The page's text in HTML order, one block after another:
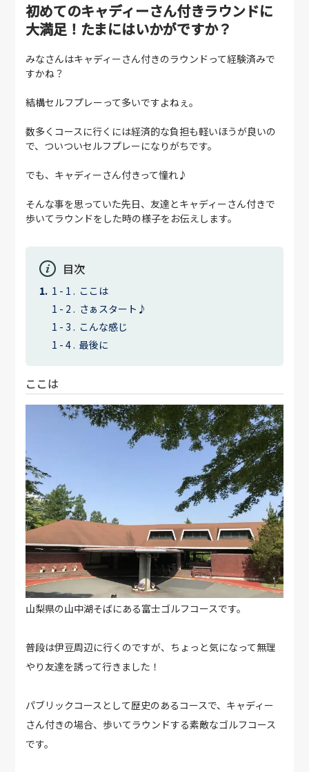
初めてのキャディーさん付きラウンドに
大満足！たまにはいかがですか？
みなさんはキャディーさん付きのラウンドって経験済みで
すかね？
結構セルフプレーって多いですよねぇ。
数多くコースに行くには経済的な負担も軽いほうが良いの
で、ついついセルフプレーになりがちです。
でも、キャディーさん付きって憧れ♪
そんな事を思っていた先日、友達とキャディーさん付きで
歩いてラウンドをした時の様子をお伝えします。
目次
ここは
さぁスタート♪
こんな感じ
最後に
ここは
山梨県の山中湖そばにある富士ゴルフコースです。
普段は伊豆周辺に行くのですが、ちょっと気になって無理
やり友達を誘って行きました！
パブリックコースとして歴史のあるコースで、キャディー
さん付きの場合、歩いてラウンドする素敵なゴルフコース
です。